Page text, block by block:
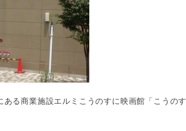
る商業施設エルミこうのすに映画館「こうのす